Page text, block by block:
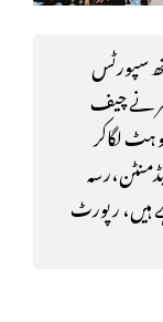
سپورٹس
نے چیف
ہٹ لگاکر
ہیں، رپورٹ